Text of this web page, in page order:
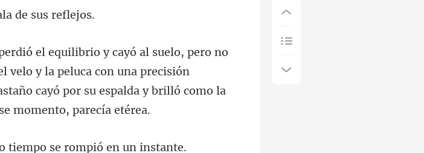
velo y la peluca con una precisión